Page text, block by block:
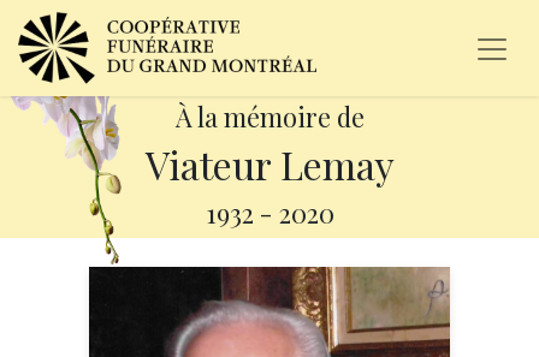
À la mémoire de
Viateur Lemay
1932 - 2020